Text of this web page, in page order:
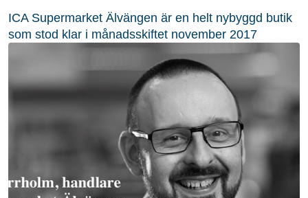
ICA Supermarket Älvängen är en helt nybyggd butik
som stod klar i månadsskiftet november 2017